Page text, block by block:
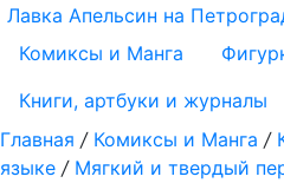
Лавка Апельсин на
Комиксы и Манга
Книги, артбуки и журналы
Главная / Комиксы и Манга /
языке / Мягкий и твердый